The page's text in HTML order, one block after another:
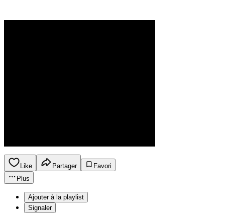
Like Partager
Favori
Plus
Ajouter à la playlist
Signaler